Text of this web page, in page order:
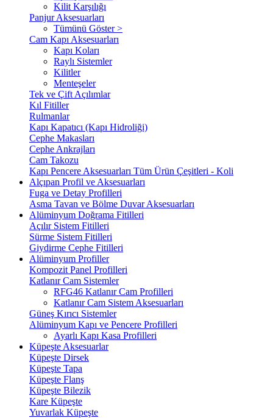
Kilit Karşılığı
Panjur Aksesuarları
Tümünü Göster >
Cam Kapı Aksesuarları
Kapı Koları
Raylı Sistemler
Kilitler
Menteşeler
Tek ve Çift Açılımlar
Kıl Fitiller
Rulmanlar
Kapı Kapatıcı (Kapı Hidroliği)
Cephe Makasları
Cephe Ankrajları
Cam Takozu
Kapı Pencere Aksesuarları Tüm Ürün Çeşitleri - Koli
Alçıpan Profil ve Aksesuarları
Fuga ve Detay Profilleri
Asma Tavan ve Bölme Duvar Aksesuarları
Alüminyum Doğrama Fitilleri
Açılır Sistem Fitilleri
Sürme Sistem Fitilleri
Giydirme Cephe Fitilleri
Alüminyum Profiller
Kompozit Panel Profilleri
Katlanır Cam Sistemler
RFG46 Katlanır Cam Profilleri
Katlanır Cam Sistem Aksesuarları
Güneş Kırıcı Sistemler
Alüminyum Kapı ve Pencere Profilleri
Ayarlı Kapı Kasa Profilleri
Küpeşte Aksesuarlar
Küpeşte Dirsek
Küpeşte Tapa
Küpeşte Flanş
Küpeşte Bilezik
Kare Küpeşte
Yuvarlak Küpeşte